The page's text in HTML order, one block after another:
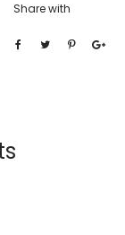
Share with